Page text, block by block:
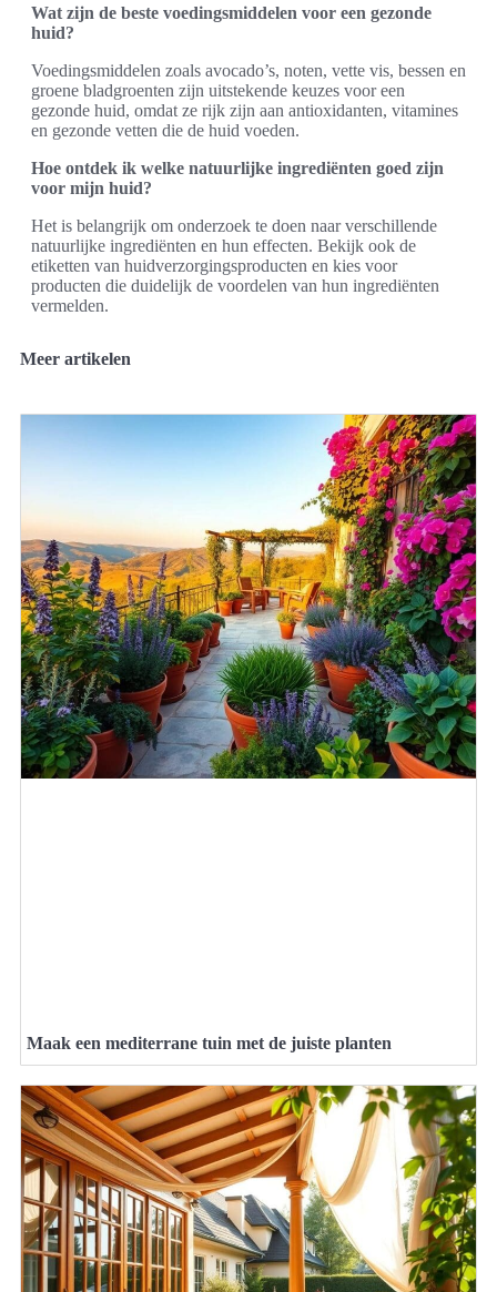
Wat zijn de beste voedingsmiddelen voor een gezonde
huid?
Voedingsmiddelen zoals avocado’s, noten, vette vis, bessen en
groene bladgroenten zijn uitstekende keuzes voor een
gezonde huid, omdat ze rijk zijn aan antioxidanten, vitamines
en gezonde vetten die de huid voeden.
Hoe ontdek ik welke natuurlijke ingrediënten goed zijn
voor mijn huid?
Het is belangrijk om onderzoek te doen naar verschillende
natuurlijke ingrediënten en hun effecten. Bekijk ook de
etiketten van huidverzorgingsproducten en kies voor
producten die duidelijk de voordelen van hun ingrediënten
vermelden.
Meer artikelen
Maak een mediterrane tuin met de juiste planten